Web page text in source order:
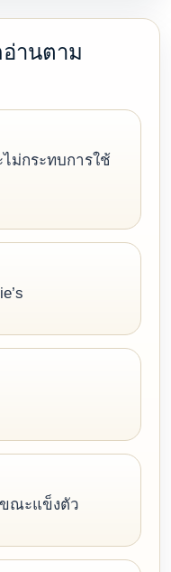
อ่านตาม
ม่กระทบการใช้
ขณะแข็งตัว